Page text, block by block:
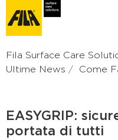
Fila Surface Care
Ultime News
Come
EASYGRIP:
portata di tutti